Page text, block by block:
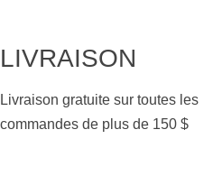
LIVRAISON
Livraison gratuite sur toutes les
commandes de plus de 150 $